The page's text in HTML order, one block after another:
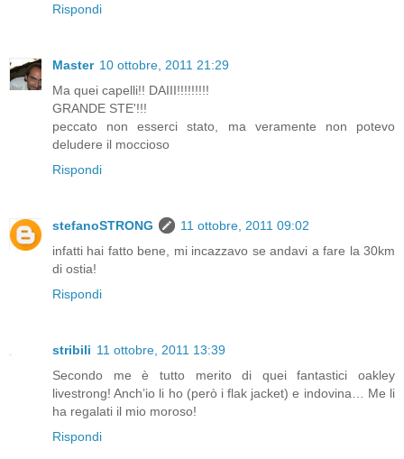
Rispondi
Master 10 ottobre, 2011 21:29
Ma quei capelli!! DAIII!!!!!!!!!
GRANDE STE'!!!
peccato non esserci stato, ma veramente non potevo
deludere il moccioso
Rispondi
stefanoSTRONG
11 ottobre, 2011 09:02
infatti hai fatto bene, mi incazzavo se andavi a fare la 30km
di ostia!
Rispondi
stribili 11 ottobre, 2011 13:39
Secondo me è tutto merito di quei fantastici oakley
livestrong! Anch’io li ho (però i flak jacket) e indovina… Me li
ha regalati il mio moroso!
Rispondi